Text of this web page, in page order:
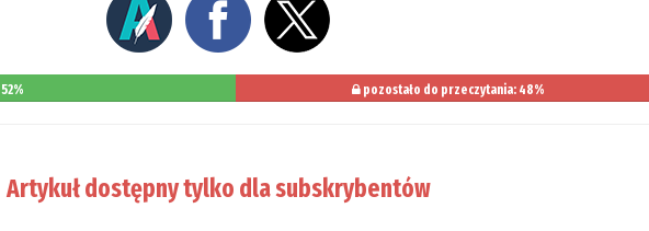
52% pozostało do przeczytania: 48%
Artykuł dostępny tylko dla subskrybentów